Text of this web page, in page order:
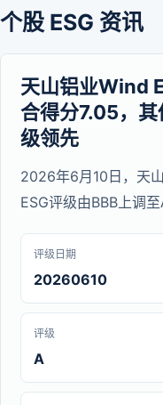
个股 ESG 资讯
天山铝业Wind
合得分7.05，
级领先
2026年6月10日，天
ESG评级由BBB上调
评级日期
20260610
评级
A